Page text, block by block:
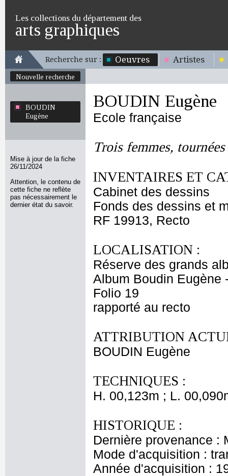
Les collections du département des
arts graphiques
Recherche sur : Oeuvres Artistes
Nouvelle recherche
BOUDIN
Eugène
Mise à jour de la fiche
26/11/2024
Attention, le contenu de
cette fiche ne reflète
pas nécessairement le
dernier état du savoir.
BOUDIN Eugène
Ecole française
Trois femmes,
INVENTAIRES ET
Cabinet des dessins
Fonds des dessins et
RF 19913, Recto
LOCALISATION :
Réserve des grands
Album Boudin Eugène
Folio 19
rapporté au recto
ATTRIBUTION
BOUDIN Eugène
TECHNIQUES :
H. 00,123m ; L.
HISTORIQUE :
Dernière provenance :
Mode d'acquisition :
Année d'acquisition :